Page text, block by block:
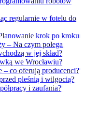
regularnie w fotelu do
krok po kroku
– Na czym polega
w jej skład?
we Wrocławiu?
– co oferują producenci?
pleśnią i wilgocią?
i zaufania?